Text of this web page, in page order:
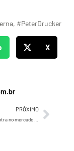
#PeterDrucker
X
PRÓXIMO